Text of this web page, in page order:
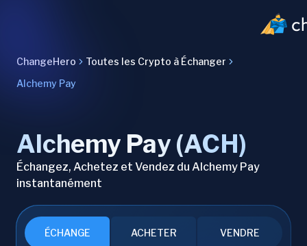
ChangeHero
Toutes les Crypto à Échanger
Alchemy Pay
Alchemy Pay (ACH)
Échangez, Achetez et Vendez du Alchemy Pay
instantanément
ÉCHANGE ACHETER VENDRE